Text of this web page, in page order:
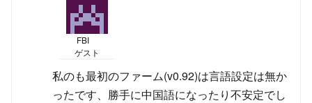
FBI
ゲスト
私のも最初のファーム(v0.92)は言語設定は無か
ったです、勝手に中国語になったり不安定でし